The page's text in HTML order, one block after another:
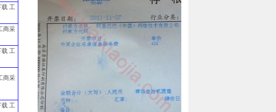
载 工
商采
载 工
商采
载 工